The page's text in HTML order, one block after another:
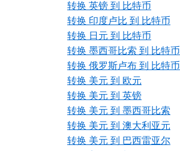
转换 英镑 到 比特币
转换 印度卢比 到 比特币
转换 日元 到 比特币
转换 墨西哥比索 到 比特币
转换 俄罗斯卢布 到 比特币
转换 美元 到 欧元
转换 美元 到 英镑
转换 美元 到 墨西哥比索
转换 美元 到 澳大利亚元
转换 美元 到 巴西雷亚尔